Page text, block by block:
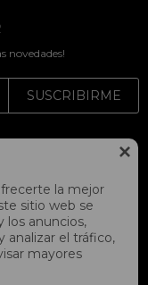

la mejor
sitio web se
los anuncios,
analizar el tráfico,
mayores
novedades!
SUSCRIBIRME